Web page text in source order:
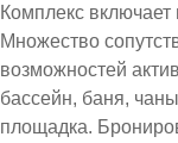
Комплекс включает
Множество
возможностей
бассейн, баня,
площадка.